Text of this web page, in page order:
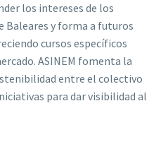
los intereses de los
Baleares y forma a futuros
cursos específicos
ASINEM fomenta la
entre el colectivo
para dar visibilidad al